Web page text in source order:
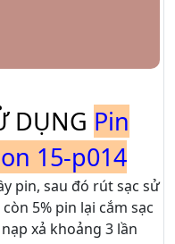
DỤNG Pin
15-p014
pin, sau đó rút sạc sử
5% pin lại cắm sạc
xả khoảng 3 lần